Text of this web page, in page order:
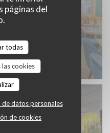
páginas del
todas
cookies
datos personales
de cookies